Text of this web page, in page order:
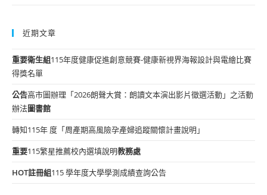
近期文章
重要衛生組115年度健康促進創意競賽-健康新視界海報設計與電繪比賽
得獎名單
公告高市圖辦理「2026朗聲大賞：朗讀文本演出影片徵選活動」之活動
辦法圖書館
轉知115年 度「周產期高風險孕產婦追蹤關懷計畫說明」
重要115繁星推薦校內選填說明教務處
HOT註冊組115 學年度大學學測成績查詢公告